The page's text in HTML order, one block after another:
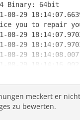
08-29
meckert er
zu bewerten.